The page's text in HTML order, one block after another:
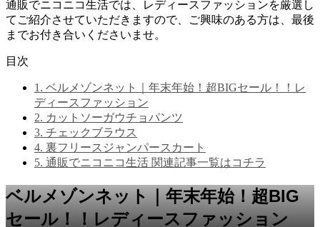
通販でニコニコ生活では、レディースファッションを厳選し
てご紹介させていただきますので、ご興味のある方は、最後
までお付き合いくださいませ。
目次
1. ベルメゾンネット｜年末年始！超BIGセール！！レ
ディースファッション
2. カットソーガウチョパンツ
3. チェックブラウス
4. 裏フリースジャンパースカート
5. 通販でニコニコ生活 関連記事一覧はコチラ
ベルメゾンネット｜年末年始！超BIG
セール！！レディースファッション